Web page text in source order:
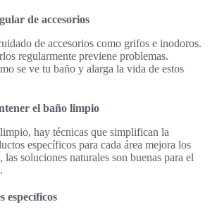
de accesorios
de accesorios como grifos e inodoros.
regularmente previene problemas.
se ve tu baño y alarga la vida de estos
el baño limpio
hay técnicas que simplifican la
específicos para cada área mejora los
las soluciones naturales son buenas para el
específicos